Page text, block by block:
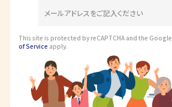
This site is protected by reCAPTCHA and the Google
of Service apply.